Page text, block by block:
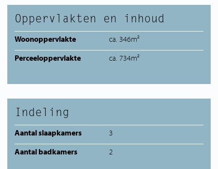
Oppervlakten en inhoud
Woonoppervlakte
ca. 346m²
Perceeloppervlakte
ca. 734m²
Indeling
Aantal slaapkamers
3
Aantal badkamers
2